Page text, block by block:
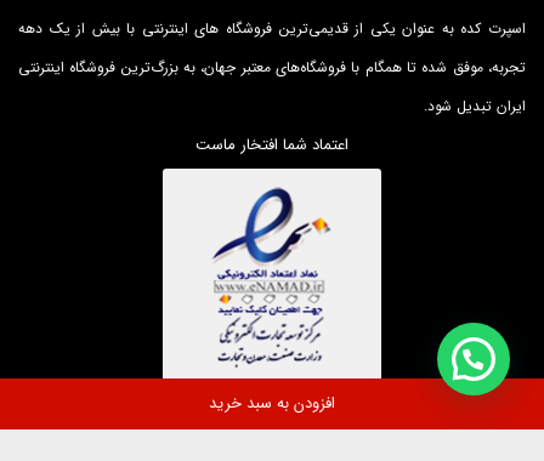
اسپرت کده به عنوان یکی از قدیمی‌ترین فروشگاه های اینترنتی با بیش از یک دهه
تجربه، موفق شده تا همگام با فروشگاه‌های معتبر جهان، به بزرگ‌ترین فروشگاه اینترنتی
ایران تبدیل شود.
اعتماد شما افتخار ماست
افزودن به سبد خرید